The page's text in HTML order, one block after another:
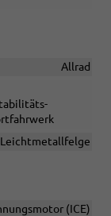
Allrad
Leichtmetallfelge
(ICE)